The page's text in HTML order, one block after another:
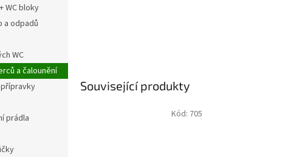
WC bloky
a odpadů
WC
a čalounění
prádla
Související produkty
Kód: 705